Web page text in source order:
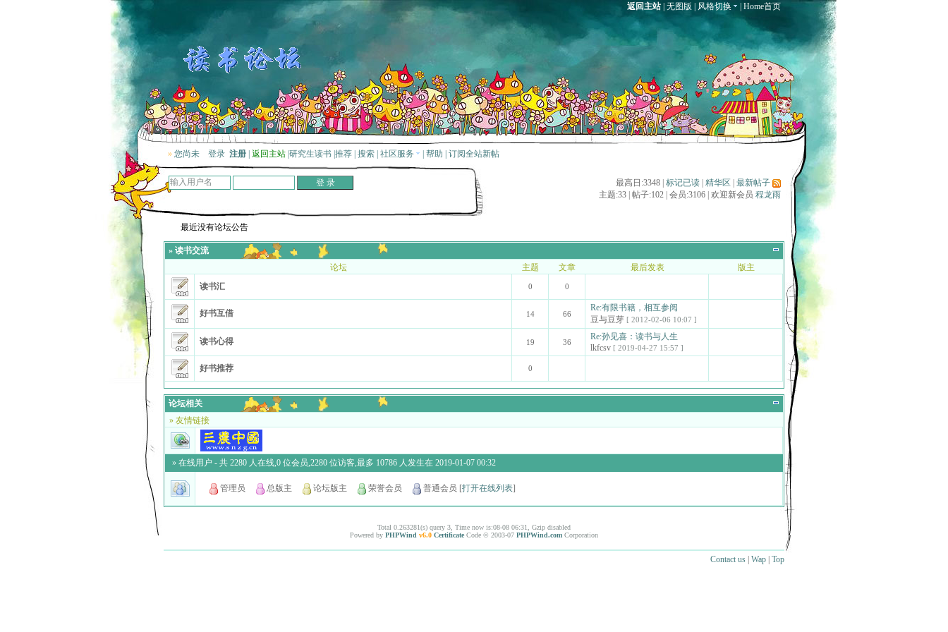
返回主站| 无图版 风格切换 Home首页
» 您尚未 登录 注册 返回主站 研究生读书 推荐 搜索 社区服务 帮助 订阅全站新帖
最高日:3348 | 标记已读 | 精华区 | 最新帖子
主题:33 | 帖子:102 | 会员:3106 | 欢迎新会员 程龙雨
最近没有论坛公告
» 读书交流
论坛
主题 文章 最后发表
版主
读书汇
0 0
好书互借 14 66
Re:有限书籍，相互参阅
豆与豆芽 [ 2012-02-06 10:07 ]
读书心得 19 36
Re:孙见喜：读书与人生
lkfcsv [ 2019-04-27 15:57 ]
好书推荐 0
论坛相关
» 友情链接
» 在线用户 - 共 2280 人在线,0 位会员,2280 位访客,最多 10786 人发生在 2019-01-07 00:32
管理员 总版主 论坛版主 荣誉会员 普通会员 [打开在线列表]
Total 0.263281(s) query 3, Time now is:08-08 06:31, Gzip disabled
Powered by PHPWind v6.0 Certificate Code © 2003-07 PHPWind.com Corporation
Contact us | Wap | Top